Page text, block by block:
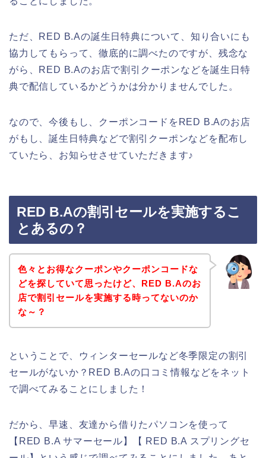
ただ、RED B.Aの誕生日特典について、知り合いにも
協力してもらって、徹底的に調べたのですが、残念な
がら、RED B.Aのお店で割引クーポンなどを誕生日特
典で配信しているかどうかは分かりませんでした。
なので、今後もし、クーポンコードをRED B.Aのお店
がもし、誕生日特典などで割引クーポンなどを配布し
ていたら、お知らせさせていただきます♪
RED B.Aの割引セールを実施するこ
とあるの？
色々とお得なクーポンやクーポンコードな
どを探していて思ったけど、RED B.Aのお
店で割引セールを実施する時ってないのか
な～？
ということで、ウィンターセールなど冬季限定の割引
セールがないか？RED B.Aの口コミ情報などをネット
で調べてみることにしました！
だから、早速、友達から借りたパソコンを使って
【RED B.A サマーセール】【 RED B.A スプリングセ